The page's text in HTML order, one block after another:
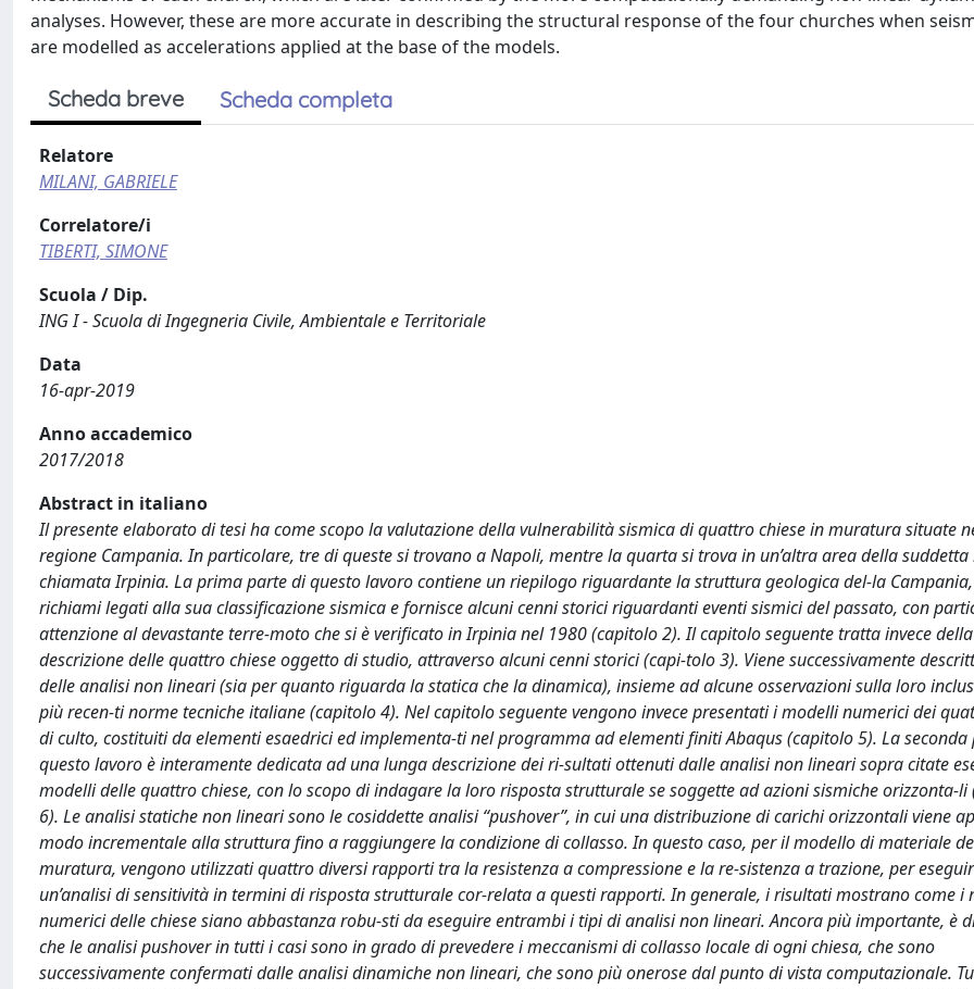
analyses. However, these are more accurate in describing the structural response of the four churches when
are modelled as accelerations applied at the base of the models.
Scheda breve Scheda completa
Relatore
MILANI, GABRIELE
Correlatore/i
TIBERTI, SIMONE
Scuola / Dip.
ING I - Scuola di Ingegneria Civile, Ambientale e Territoriale
Data
16-apr-2019
Anno accademico
2017/2018
Abstract in italiano
Il presente elaborato di tesi ha come scopo la valutazione della vulnerabilità sismica di quattro chiese in muratura situate
regione Campania. In particolare, tre di queste si trovano a Napoli, mentre la quarta si trova in un’altra area della suddetta
chiamata Irpinia. La prima parte di questo lavoro contiene un riepilogo riguardante la struttura geologica del-la
richiami legati alla sua classificazione sismica e fornisce alcuni cenni storici riguardanti eventi sismici del passato, con
attenzione al devastante terre-moto che si è verificato in Irpinia nel 1980 (capitolo 2). Il capitolo seguente tratta invece della
descrizione delle quattro chiese oggetto di studio, attraverso alcuni cenni storici (capi-tolo 3). Viene successivamente
delle analisi non lineari (sia per quanto riguarda la statica che la dinamica), insieme ad alcune osservazioni sulla loro
più recen-ti norme tecniche italiane (capitolo 4). Nel capitolo seguente vengono invece presentati i modelli numerici dei
di culto, costituiti da elementi esaedrici ed implementa-ti nel programma ad elementi finiti Abaqus (capitolo 5). La seconda
questo lavoro è interamente dedicata ad una lunga descrizione dei ri-sultati ottenuti dalle analisi non lineari sopra citate
modelli delle quattro chiese, con lo scopo di indagare la loro risposta strutturale se soggette ad azioni sismiche orizzonta-li
6). Le analisi statiche non lineari sono le cosiddette analisi “pushover”, in cui una distribuzione di carichi orizzontali viene
modo incrementale alla struttura fino a raggiungere la condizione di collasso. In questo caso, per il modello di materiale
muratura, vengono utilizzati quattro diversi rapporti tra la resistenza a compressione e la re-sistenza a trazione, per
un’analisi di sensitività in termini di risposta strutturale cor-relata a questi rapporti. In generale, i risultati mostrano come i
numerici delle chiese siano abbastanza robu-sti da eseguire entrambi i tipi di analisi non lineari. Ancora più importante, è
che le analisi pushover in tutti i casi sono in grado di prevedere i meccanismi di collasso locale di ogni chiesa, che sono
successivamente confermati dalle analisi dinamiche non lineari, che sono più onerose dal punto di vista computazionale.